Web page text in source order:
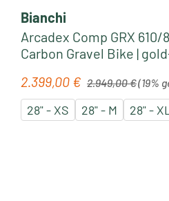
Bianchi
Arcadex Comp GRX 610/
Carbon
Verkaufspreis:
2.399,00 € Regulärer Preis:
2.949,00 €(19%
28" - XS 28" - M 28" - XL